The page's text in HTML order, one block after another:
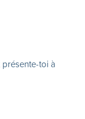
toi à